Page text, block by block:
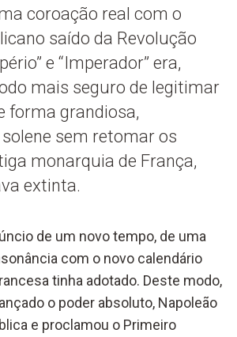
coroação real com o
saído da Revolução
e “Imperador” era,
mais seguro de legitimar
forma grandiosa,
sem retomar os
monarquia de França,
extinta.
de um novo tempo, de uma
com o novo calendário
tinha adotado. Deste modo,
o poder absoluto, Napoleão
e proclamou o Primeiro